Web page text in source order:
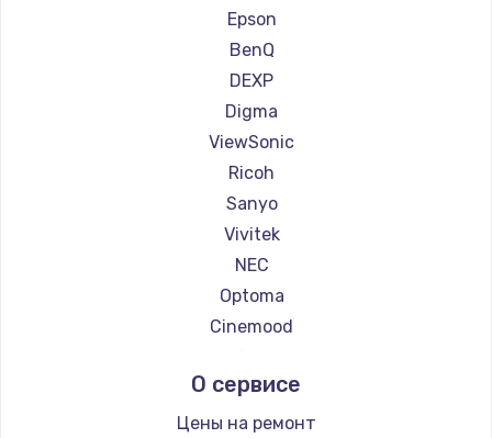
Заказать
Замена вебкамеры
1260 руб.
Заказать
Установка драйверов
725 руб.
Заказать
Замена жесткого диска
Заказать
Ремонт проекторов HITACHI
Ремонт проекторов Panasonic
Ремонт проекторов Hisense
Epson
BenQ
DEXP
Digma
ViewSonic
Ricoh
Sanyo
Vivitek
NEC
Optoma
Cinemood
Barco
Xgimi
О сервисе
Цены на ремонт